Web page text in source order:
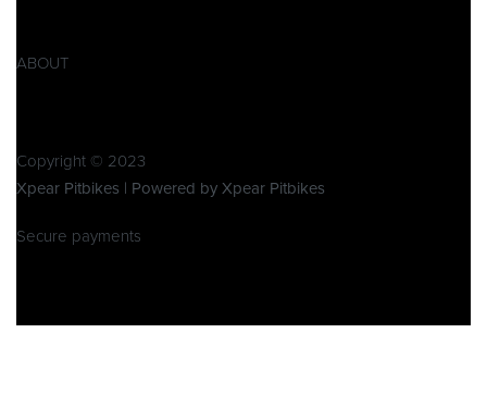
ABOUT
Copyright © 2023
Xpear Pitbikes | Powered by Xpear Pitbikes
Secure payments